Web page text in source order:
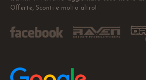
Offerte, Sconti e molto altro!